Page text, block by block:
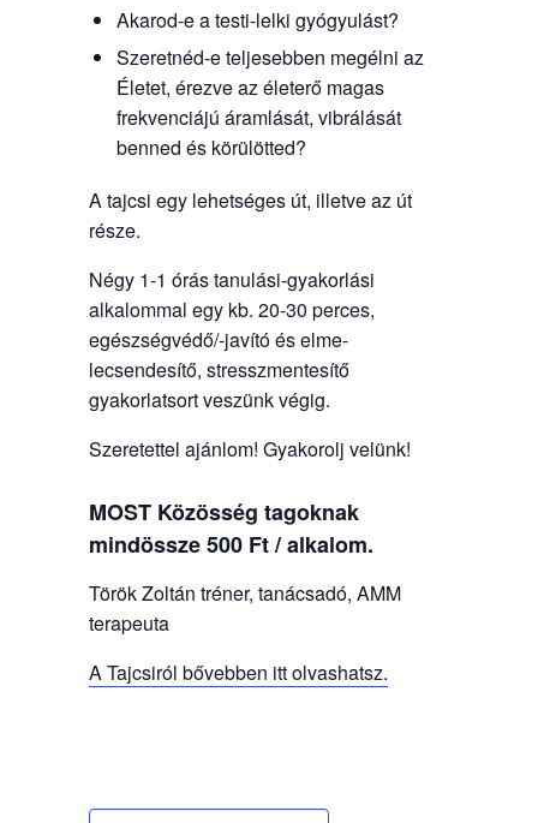
Akarod-e a testi-lelki gyógyulást?
Szeretnéd-e teljesebben megélni az
Életet, érezve az életerő magas
frekvenciájú áramlását, vibrálását
benned és körülötted?
A tajcsi egy lehetséges út, illetve az út
része.
Négy 1-1 órás tanulási-gyakorlási
alkalommal egy kb. 20-30 perces,
egészségvédő/-javító és elme-
lecsendesítő, stresszmentesítő
gyakorlatsort veszünk végig.
Szeretettel ajánlom! Gyakorolj velünk!
MOST Közösség tagoknak
mindössze 500 Ft / alkalom.
Török Zoltán tréner, tanácsadó, AMM
terapeuta
A Tajcsiról bővebben itt olvashatsz.